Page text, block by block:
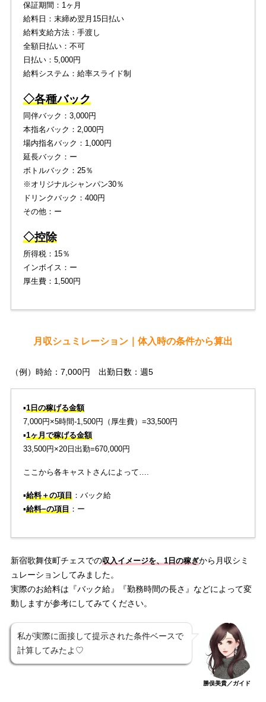
保証期間：1ヶ月
給料日：末締め翌月15日払い
給料支給方法：手渡し
全額日払い：不可
日払い：5,000円
給料システム：給率スライド制
◇各種バック
同伴バック：3,000円
本指名バック：2,000円
場内指名バック：1,000円
延長バック：ー
ボトルバック：25％
※オリジナルシャンパン30％
ドリンクバック：400円
その他：ー
◇控除
所得税：15％
インボイス：ー
厚生費：1,500円
月収シュミレーション｜体入時の条件から算出
（例）時給：7,000円 出勤日数：週5
▪️1日の稼げる金額
7,000円×5時間-1,500円（厚生費）=33,500円
▪️1ヶ月で稼げる金額
33,500円×20日出勤=670,000円
ここから各キャストさんによって….
▪️給料＋の項目：バック給
▪️給料−の項目：ー
新宿歌舞伎町チェスでの収入イメージを、1日の稼ぎから月収シミ
ュレーションしてみました。
実際のお給料は『バック給』『勤務時間の長さ』などによって変
動しますが参考にしてみてください。
私が実際に面接して提示された条件ベースで
計算してみたよ♡
勝俣美貴／ガイド